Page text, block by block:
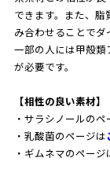
できます。また、
み合わせることでダ
一部の人には甲殻
が必要です。
【相性の良い素材】
・サラシノールのペ
・乳酸菌のページは
・ギムネマのページ